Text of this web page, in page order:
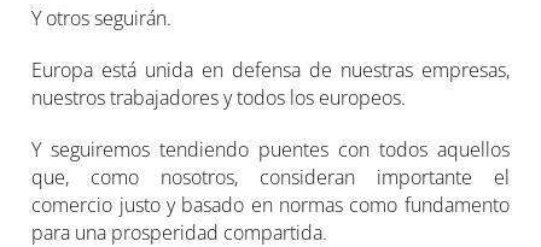
Y otros seguirán.
Europa está unida en defensa de nuestras empresas,
nuestros trabajadores y todos los europeos.
Y seguiremos tendiendo puentes con todos aquellos
que, como nosotros, consideran importante el
comercio justo y basado en normas como fundamento
para una prosperidad compartida.